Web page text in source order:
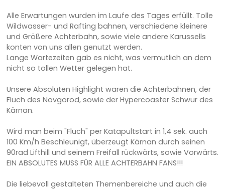
Alle Erwartungen wurden im Laufe des Tages erfüllt. Tolle
Wildwasser- und Rafting bahnen, verschiedene kleinere
und Größere Achterbahn, sowie viele andere Karussells
konten von uns allen genutzt werden.
Lange Wartezeiten gab es nicht, was vermutlich an dem
nicht so tollen Wetter gelegen hat.
Unsere Absoluten Highlight waren die Achterbahnen, der
Fluch des Novgorod, sowie der Hypercoaster Schwur des
Kärnan.
Wird man beim "Fluch" per Katapultstart in 1,4 sek. auch
100 Km/h Beschleunigt, überzeugt Kärnan durch seinen
90rad Lifthill und seinem Freifall rückwärts, sowie Vorwärts.
EIN ABSOLUTES MUSS FÜR ALLE ACHTERBAHN FANS!!!
Die liebevoll gestalteten Themenbereiche und auch die